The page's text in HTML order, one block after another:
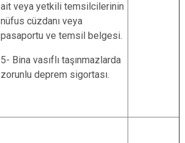
ait veya yetkili temsilcilerinin
nüfus cüzdanı veya
pasaportu ve temsil belgesi.
5- Bina vasıflı taşınmazlarda
zorunlu deprem sigortası.